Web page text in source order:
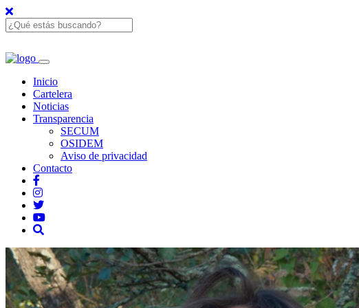
Inicio
Cartelera
Noticias
Transparencia
SECUM
OSIDEM
Aviso de privacidad
Contacto